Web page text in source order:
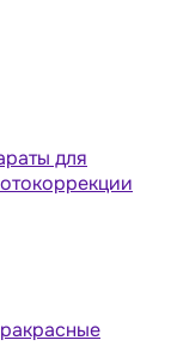
для